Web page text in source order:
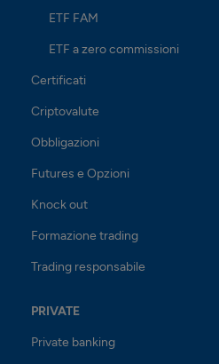
ETF FAM
ETF a zero commissioni
Certificati
Criptovalute
Obbligazioni
Futures e Opzioni
Knock out
Formazione trading
Trading responsabile
PRIVATE
Private banking